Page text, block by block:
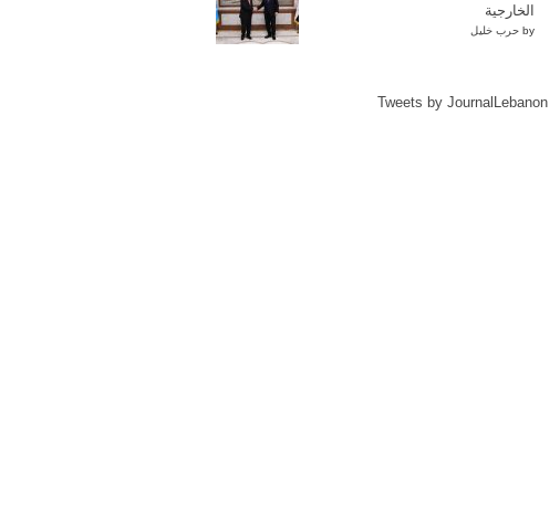
الخارجية
by حرب خليل
Tweets by JournalLebanon